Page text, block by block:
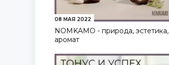
08 МАЯ 2022
NOMKAMO - природа, эстетика,
аромат